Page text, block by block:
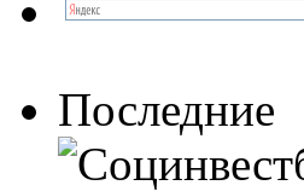
Последние